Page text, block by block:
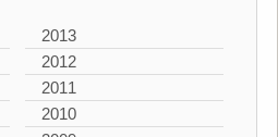
2013
2012
2011
2010